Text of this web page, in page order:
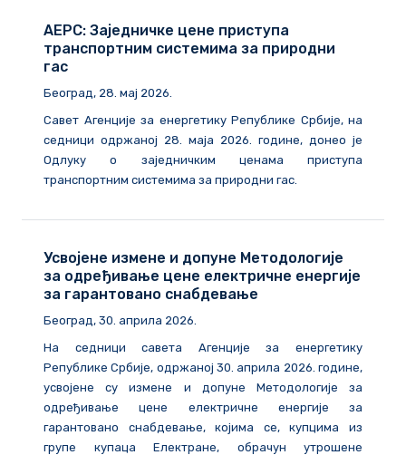
АЕРС: Заједничке цене приступа
транспортним системима за природни
гас
Београд, 28. мај 2026.
Савет Агенције за енергетику Републике Србије, на
седници одржаној 28. маја 2026. године, донео је
Одлуку о заједничким ценама приступа
транспортним системима за природни гас.
Усвојене измене и допуне Методологије
за одређивање цене електричне енергије
за гарантовано снабдевање
Београд, 30. априла 2026.
На седници савета Агенције за енергетику
Републике Србије, одржаној 30. априла 2026. године,
усвојене су измене и допуне Методологије за
одређивање цене електричне енергије за
гарантовано снабдевање, којима се, купцима из
групе купаца Електране, обрачун утрошене